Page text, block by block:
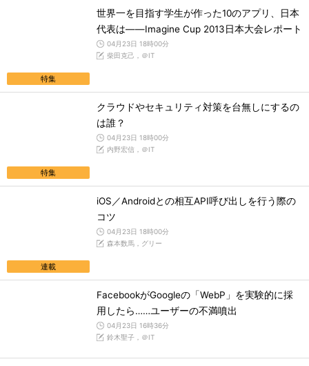
特集
世界一を目指す学生が作った10のアプリ、日本
代表は――Imagine Cup 2013日本大会レポート
04月23日 18時00分
柴田克己，＠IT
特集
クラウドやセキュリティ対策を台無しにするの
は誰？
04月23日 18時00分
内野宏信，＠IT
連載
iOS／Androidとの相互API呼び出しを行う際の
コツ
04月23日 18時00分
森本数馬，グリー
FacebookがGoogleの「WebP」を実験的に採
用したら……ユーザーの不満噴出
04月23日 16時36分
鈴木聖子，＠IT